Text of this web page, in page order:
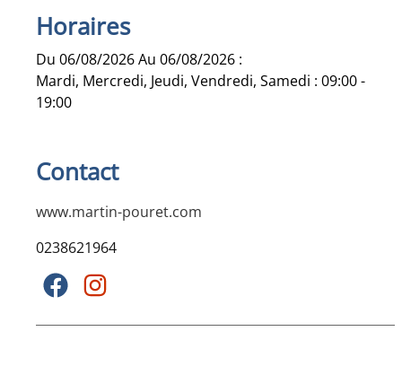
Horaires
Du 06/08/2026 Au 06/08/2026 :
Mardi, Mercredi, Jeudi, Vendredi, Samedi : 09:00 -
19:00
Contact
www.martin-pouret.com
0238621964